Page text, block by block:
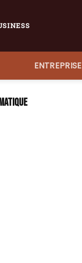
ENTREPRISE